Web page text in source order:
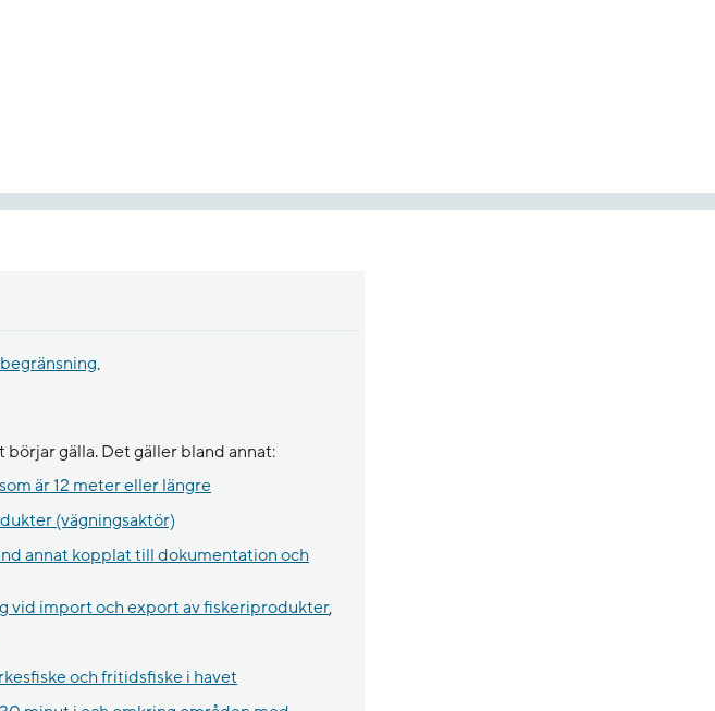
.
gälla. Det gäller bland annat:
är 12 meter eller längre
(vägningsaktör)
annat kopplat till dokumentation och
vid import och export av fiskeriprodukter,
och fritidsfiske i havet